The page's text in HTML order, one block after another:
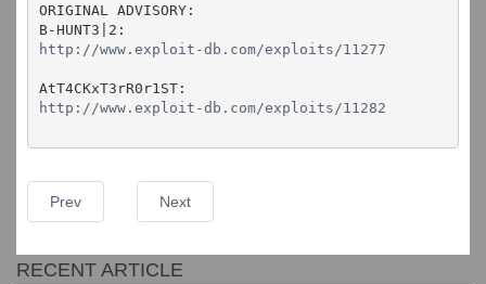
ORIGINAL ADVISORY:
B-HUNT3|2:
http://www.exploit-db.com/exploits/11277
AtT4CKxT3rR0r1ST:
http://www.exploit-db.com/exploits/11282
Prev Next
RECENT ARTICLE